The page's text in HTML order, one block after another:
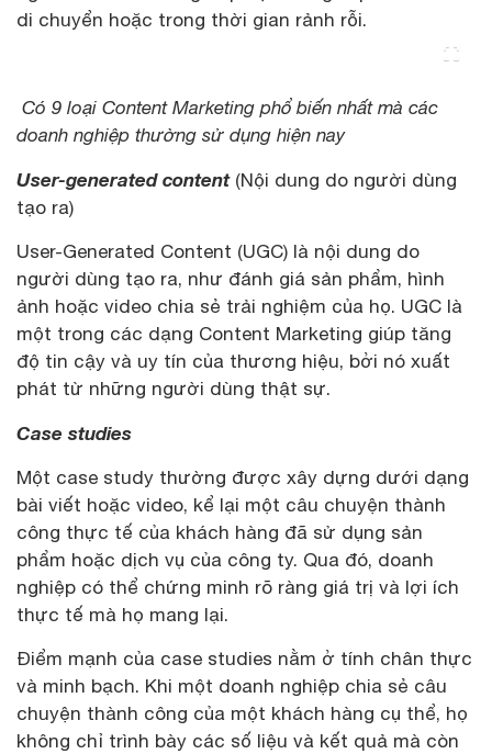
di chuyển hoặc trong thời gian rảnh rỗi.
Có 9 loại Content Marketing phổ biến nhất mà các
doanh nghiệp thường sử dụng hiện nay
User-generated content (Nội dung do người dùng
tạo ra)
User-Generated Content (UGC) là nội dung do
người dùng tạo ra, như đánh giá sản phẩm, hình
ảnh hoặc video chia sẻ trải nghiệm của họ. UGC là
một trong các dạng Content Marketing giúp tăng
độ tin cậy và uy tín của thương hiệu, bởi nó xuất
phát từ những người dùng thật sự.
Case studies
Một case study thường được xây dựng dưới dạng
bài viết hoặc video, kể lại một câu chuyện thành
công thực tế của khách hàng đã sử dụng sản
phẩm hoặc dịch vụ của công ty. Qua đó, doanh
nghiệp có thể chứng minh rõ ràng giá trị và lợi ích
thực tế mà họ mang lại.
Điểm mạnh của case studies nằm ở tính chân thực
và minh bạch. Khi một doanh nghiệp chia sẻ câu
chuyện thành công của một khách hàng cụ thể, họ
không chỉ trình bày các số liệu và kết quả mà còn